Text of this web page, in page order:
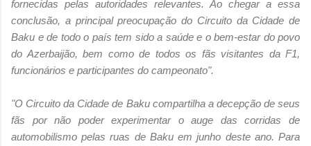
fornecidas pelas autoridades relevantes. Ao chegar a essa
conclusão, a principal preocupação do Circuito da Cidade de
Baku e de todo o país tem sido a saúde e o bem-estar do povo
do Azerbaijão, bem como de todos os fãs visitantes da F1,
funcionários e participantes do campeonato".
"O Circuito da Cidade de Baku compartilha a decepção de seus
fãs por não poder experimentar o auge das corridas de
automobilismo pelas ruas de Baku em junho deste ano. Para